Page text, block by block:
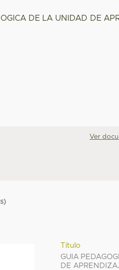
DE LA UNIDAD DE
Ver
Título
GUIA
DE